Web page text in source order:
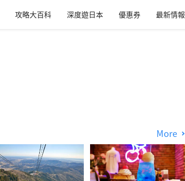
攻略大百科 深度遊日本 優惠券 最新情報
More